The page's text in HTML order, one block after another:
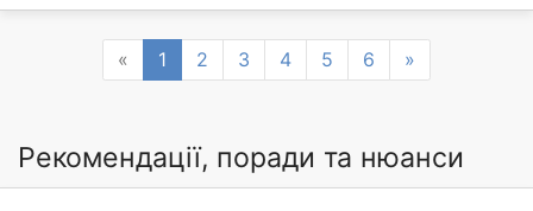
« Previous
1 2 3 4 5 6 »
Рекомендації, поради та нюанси